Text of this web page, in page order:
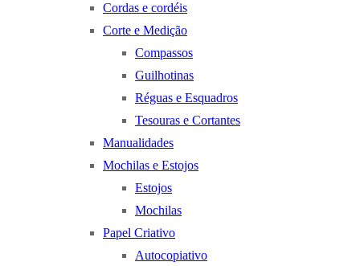
Cordas e cordéis
Corte e Medição
Compassos
Guilhotinas
Réguas e Esquadros
Tesouras e Cortantes
Manualidades
Mochilas e Estojos
Estojos
Mochilas
Papel Criativo
Autocopiativo